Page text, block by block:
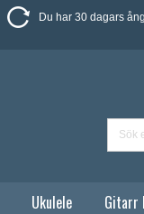
Du har 30 dagars
Ukulele Gitarr